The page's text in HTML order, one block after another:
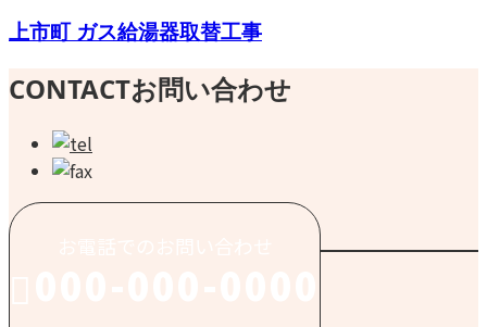
上市町 ガス給湯器取替工事
CONTACTお問い合わせ